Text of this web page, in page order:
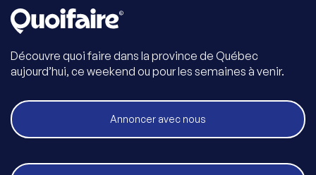
Découvre quoi faire dans la province de Québec
aujourd’hui, ce weekend ou pour les semaines à venir.
Annoncer avec nous